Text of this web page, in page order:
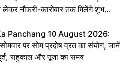
नौकरी-कारोबार तक मिलेंगे शुभ
Panchang 10 August 2026:
पर सोम प्रदोष व्रत का संयोग, जानें
राहुकाल और पूजा का समय